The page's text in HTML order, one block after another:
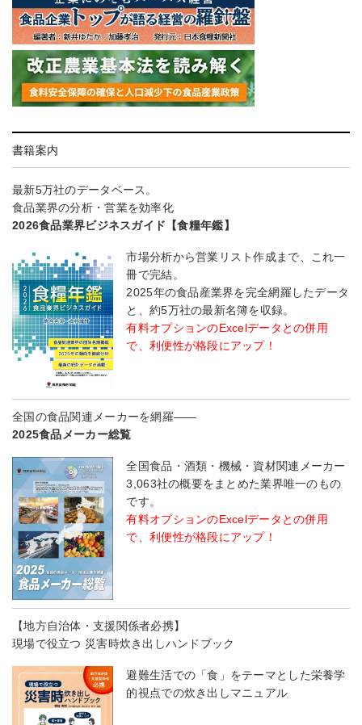
書籍案内
最新5万社のデータベース。
食品業界の分析・営業を効率化
2026食品業界ビジネスガイド【食糧年鑑】
市場分析から営業リスト作成まで、これ一
冊で完結。
2025年の食品産業界を完全網羅したデータ
と、約5万社の最新名簿を収録。
有料オプションのExcelデータとの併用
で、利便性が格段にアップ！
全国の食品関連メーカーを網羅――
2025食品メーカー総覧
全国食品・酒類・機械・資材関連メーカー
3,063社の概要をまとめた業界唯一のもの
です。
有料オプションのExcelデータとの併用
で、利便性が格段にアップ！
【地方自治体・支援関係者必携】
現場で役立つ 災害時炊き出しハンドブック
避難生活での「食」をテーマとした栄養学
的視点での炊き出しマニュアル